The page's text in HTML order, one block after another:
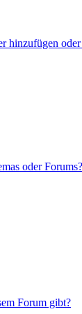
oder Forums?
Forum gibt?